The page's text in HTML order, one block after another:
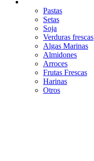
Pastas
Setas
Soja
Verduras frescas
Algas Marinas
Almidones
Arroces
Frutas Frescas
Harinas
Otros